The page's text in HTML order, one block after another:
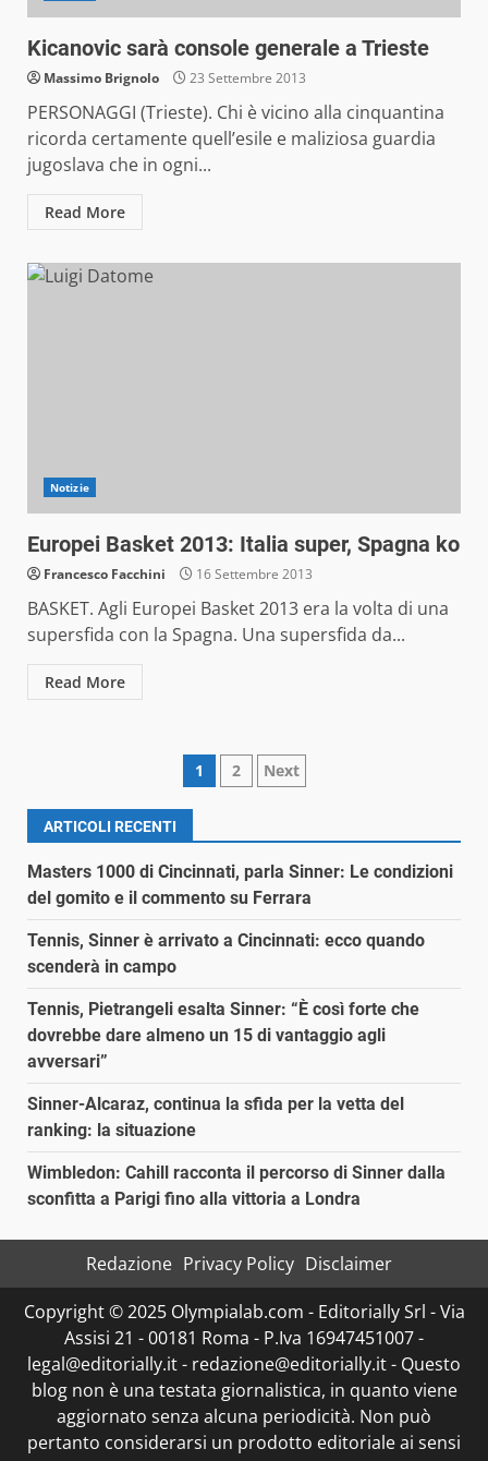
Kicanovic sarà console generale a Trieste
Massimo Brignolo 23 Settembre 2013
PERSONAGGI (Trieste). Chi è vicino alla cinquantina
ricorda certamente quell’esile e maliziosa guardia
jugoslava che in ogni...
Read More
Notizie
Europei Basket 2013: Italia super, Spagna ko
Francesco Facchini 16 Settembre 2013
BASKET. Agli Europei Basket 2013 era la volta di una
supersfida con la Spagna. Una supersfida da...
Read More
Paginazione
degli
articoli
1 2 Next
ARTICOLI RECENTI
Masters 1000 di Cincinnati, parla Sinner: Le condizioni
del gomito e il commento su Ferrara
Tennis, Sinner è arrivato a Cincinnati: ecco quando
scenderà in campo
Tennis, Pietrangeli esalta Sinner: “È così forte che
dovrebbe dare almeno un 15 di vantaggio agli
avversari”
Sinner-Alcaraz, continua la sfida per la vetta del
ranking: la situazione
Wimbledon: Cahill racconta il percorso di Sinner dalla
sconfitta a Parigi fino alla vittoria a Londra
Redazione Privacy Policy Disclaimer
Copyright © 2025 Olympialab.com - Editorially Srl - Via
Assisi 21 - 00181 Roma - P.Iva 16947451007 -
legal@editorially.it - redazione@editorially.it - Questo
blog non è una testata giornalistica, in quanto viene
aggiornato senza alcuna periodicità. Non può
pertanto considerarsi un prodotto editoriale ai sensi